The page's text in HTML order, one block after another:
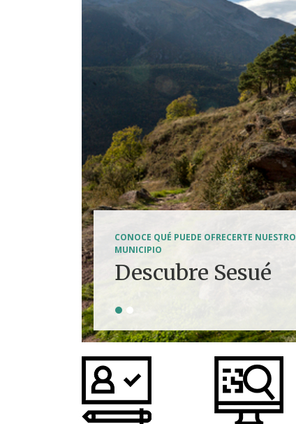
CONOCE QUÉ PUEDE OFRECERTE NUESTRO
MUNICIPIO
Descubre Sesué
Tierra de
aventuras